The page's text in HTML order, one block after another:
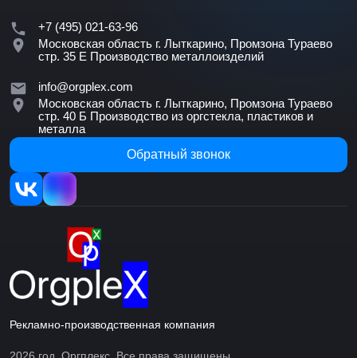
+7 (495) 021-63-96
Московская область г. Лыткарино, Промзона Тураево
стр. 35 Е Производство металлоизделий
info@orgplex.com
Московская область г. Лыткарино, Промзона Тураево
стр. 40 Б Производство из оргстекла, пластиков и
металла
Обратный звонок
Рекламно-производственная компания